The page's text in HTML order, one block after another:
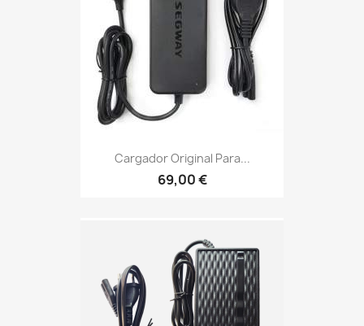
Cargador Original Para...
69,00 €